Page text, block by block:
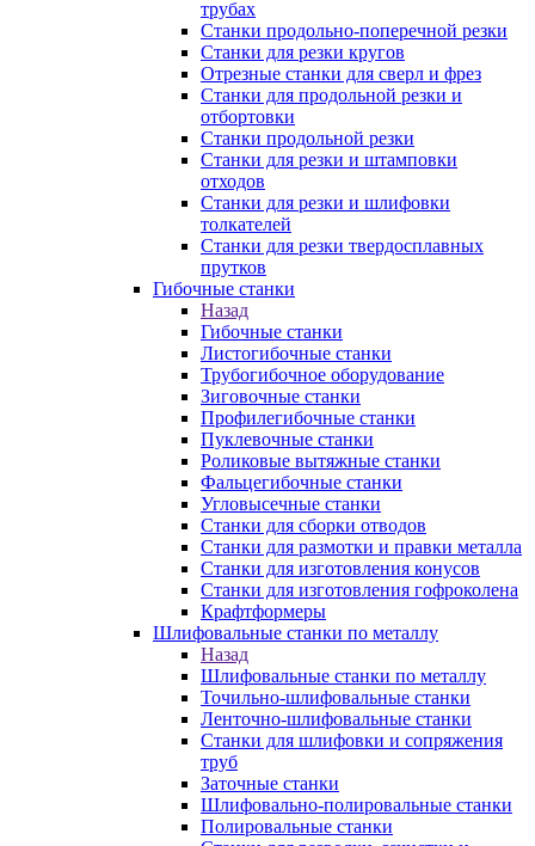
трубаx
Станки продольно-поперечной резки
Станки для резки кругов
Отрезные станки для сверл и фрез
Станки для продольной резки и
отбортовки
Станки продольной резки
Станки для резки и штамповки
отходов
Станки для резки и шлифовки
толкателей
Станки для резки твердосплавных
прутков
Гибочные станки
Назад
Гибочные станки
Листогибочные станки
Трубогибочное оборудование
Зиговочные станки
Профилегибочные станки
Пуклевочные станки
Роликовые вытяжные станки
Фальцегибочные станки
Угловысечные станки
Станки для сборки отводов
Станки для размотки и правки металла
Станки для изготовления конусов
Станки для изготовления гофроколена
Крафтформеры
Шлифовальные станки по металлу
Назад
Шлифовальные станки по металлу
Точильно-шлифовальные станки
Ленточно-шлифовальные станки
Станки для шлифовки и сопряжения
труб
Заточные станки
Шлифовально-полировальные станки
Полировальные станки